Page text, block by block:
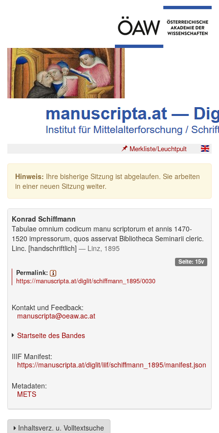
Merkliste/Leuchtpult
Hinweis: Ihre bisherige Sitzung ist abgelaufen. Sie arbeiten
in einer neuen Sitzung weiter.
Konrad Schiffmann
Tabulae omnium codicum manu scriptorum et annis 1470-
1520 impressorum, quos asservat Bibliotheca Seminarii cleric.
Linc. [handschriftlich] — Linz, 1895
Seite: 15v
Permalink:
https://manuscripta.at/diglit/schiffmann_1895/0030
Kontakt und Feedback:
manuscripta@oeaw.ac.at
Startseite des Bandes
IIIF Manifest:
https://manuscripta.at/diglit/iiif/schiffmann_1895/manifest.json
Metadaten:
METS
Inhaltsverz. u. Volltextsuche